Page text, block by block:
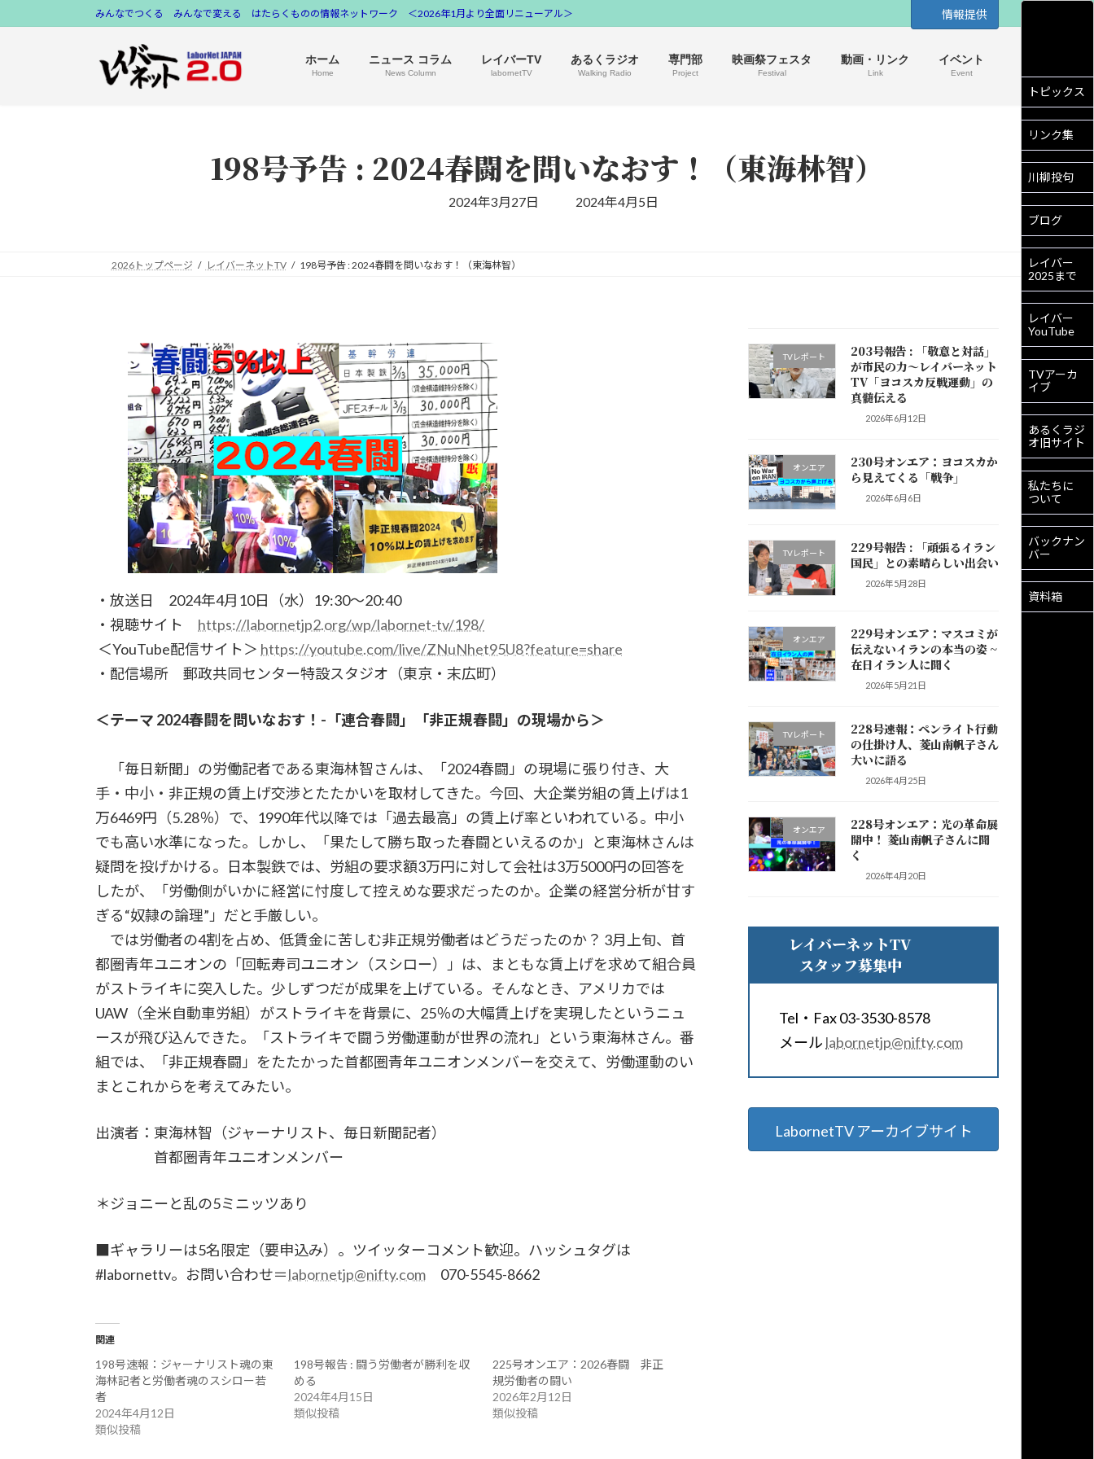
ン
ビ
みんなでつくる みんなで変える はたらくものの情報ネットワーク ＜2026年1月より全面リニューアル＞ 情報提供
ホーム
Home
ニュース コラム
News Column
レイバーTV
labornetTV
あるくラジオ
Walking Radio
専門部
Project
映画祭フェスタ
Festival
動画・リンク
Link
イベント
Event
198号予告 : 2024春闘を問いなおす！（東海林智）
2024年3月27日
最
2024年4月5日
2026トップページ レイバーネットTV 198号予告 : 2024春闘を問いなおす！（東海林智）
・放送日 2024年4月10日（水）19:30〜20:40
・視聴サイト https://labornetjp2.org/wp/labornet-tv/198/
＜YouTube配信サイト＞ https://youtube.com/live/ZNuNhet95U8?feature=share
・配信場所 郵政共同センター特設スタジオ（東京・末広町）
＜テーマ 2024春闘を問いなおす！-「連合春闘」「非正規春闘」の現場から＞
「毎日新聞」の労働記者である東海林智さんは、「2024春闘」の現場に張り付き、大
手・中小・非正規の賃上げ交渉とたたかいを取材してきた。今回、大企業労組の賃上げは1
万6469円（5.28％）で、1990年代以降では「過去最高」の賃上げ率といわれている。中小
でも高い水準になった。しかし、「果たして勝ち取った春闘といえるのか」と東海林さんは
疑問を投げかける。日本製鉄では、労組の要求額3万円に対して会社は3万5000円の回答を
したが、「労働側がいかに経営に忖度して控えめな要求だったのか。企業の経営分析が甘す
ぎる“奴隷の論理”」だと手厳しい。
では労働者の4割を占め、低賃金に苦しむ非正規労働者はどうだったのか？ 3月上旬、首
都圏青年ユニオンの「回転寿司ユニオン（スシロー）」は、まともな賃上げを求めて組合員
がストライキに突入した。少しずつだが成果を上げている。そんなとき、アメリカでは
UAW（全米自動車労組）がストライキを背景に、25％の大幅賃上げを実現したというニュ
ースが飛び込んできた。「ストライキで闘う労働運動が世界の流れ」という東海林さん。番
組では、「非正規春闘」をたたかった首都圏青年ユニオンメンバーを交えて、労働運動のい
まとこれからを考えてみたい。
出演者：東海林智（ジャーナリスト、毎日新聞記者）
首都圏青年ユニオンメンバー
＊ジョニーと乱の5ミニッツあり
■ギャラリーは5名限定（要申込み）。ツイッターコメント歓迎。ハッシュタグは
#labornettv。お問い合わせ＝labornetjp@nifty.com 070-5545-8662
関連
198号速報：ジャーナリスト魂の東
海林記者と労働者魂のスシロー若
者
2024年4月12日
類似投稿
198号報告 : 闘う労働者が勝利を収
める
2024年4月15日
類似投稿
225号オンエア：2026春闘 非正
規労働者の闘い
2026年2月12日
類似投稿
TVレポート
203号報告 : 「敬意と対話」
が市民の力〜レイバーネット
TV「ヨコスカ反戦運動」の
真髄伝える
2026年6月12日
オンエア
230号オンエア：ヨコスカか
ら見えてくる「戦争」
2026年6月6日
TVレポート
229号報告 : 「頑張るイラン
国民」との素晴らしい出会い
2026年5月28日
オンエア
229号オンエア：マスコミが
伝えないイランの本当の姿 ~
在日イラン人に聞く
2026年5月21日
TVレポート
228号速報：ペンライト行動
の仕掛け人、菱山南帆子さん
大いに語る
2026年4月25日
オンエア
228号オンエア：光の革命展
開中！ 菱山南帆子さんに聞
く
2026年4月20日
レイバーネットTV
スタッフ募集中
Tel・Fax 03-3530-8578
メール labornetjp@nifty.com
LabornetTV アーカイブサイト
トピックス
リンク集
川柳投句
ブログ
レイバー
2025まで
レイバー
YouTube
TVアーカ
イブ
あるくラジ
オ旧サイト
私たちに
ついて
バックナン
バー
資料箱